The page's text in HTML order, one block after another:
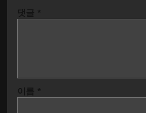
댓글 *
이름 *